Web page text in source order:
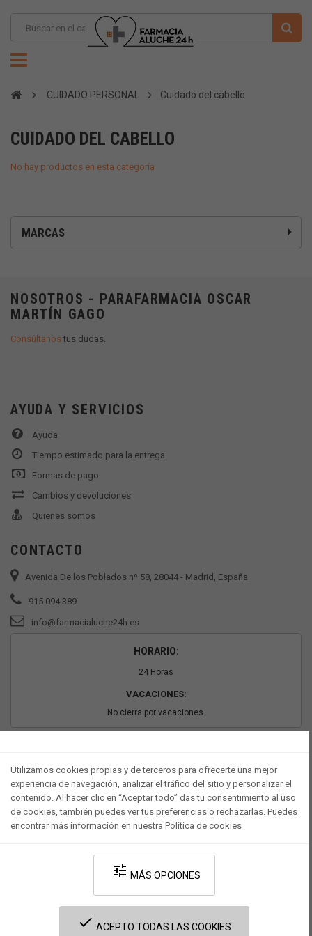
CUIDADO PERSONAL Cuidado del cabello
MARCAS
CUIDADO DEL CABELLO
No hay productos en esta categoría
NOSOTROS - PARAFARMACIA OSCAR
MARTÍN GAGO
Consúltanostus dudas.
AYUDA Y SERVICIOS
Ayuda
Tiempo estimado para la entrega
Formas de pago
Cambios y devoluciones
Quienes somos
CONTACTO
Avenida De los Poblados nº 58, 28044 - Madrid, España
915 094 389
info@farmacialuche24h.es
HORARIO:
24 Horas
VACACIONES:
No cierra por vacaciones.
Desarrollado por V·Farma-Política de privacidad-Política de cookies
Términos y condiciones legales
Utilizamos cookies propias y de terceros para ofrecerte una mejor
experiencia de navegación, analizar el tráfico del sitio y personalizar el
contenido. Al hacer clic en “Aceptar todo” das tu consentimiento al uso
de cookies, también puedes ver tus preferencias o rechazarlas. Puedes
encontrar más información en nuestra Política de cookies
tune MÁS OPCIONES
done ACEPTO TODAS LAS COOKIES